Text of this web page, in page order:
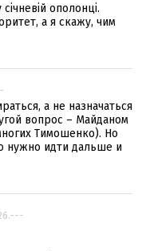
ополонці.
а я скажу, чим
а не назначаться
вопрос – Майданом
Тимошенко). Но
нужно идти дальше и